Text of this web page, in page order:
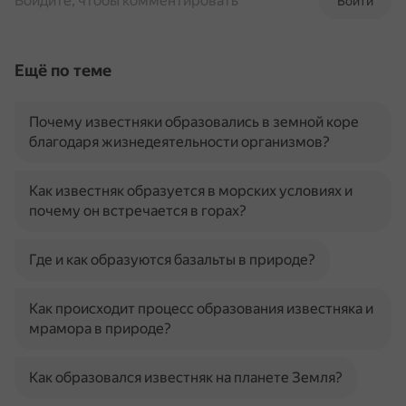
Ещё по теме
Почему известняки образовались в земной коре
благодаря жизнедеятельности организмов?
Как известняк образуется в морских условиях и
почему он встречается в горах?
Где и как образуются базальты в природе?
Как происходит процесс образования известняка и
мрамора в природе?
Как образовался известняк на планете Земля?